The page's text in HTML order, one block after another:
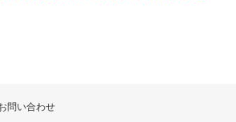
問い合わせ